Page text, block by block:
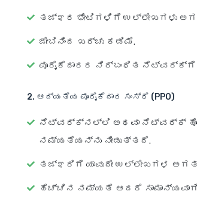
ತಜ್ಞರ ಭೇಟಿಗಳಿಗೆ ಉಲ್ಲೇಖಗಳು
ಜೇಬಿನಿಂದ ಖರ್ಚು ಕಡಿಮೆ.
ಪೂರೈಕೆದಾರರ ನಿರ್ಬಂಧಿತ ನೆಟ್‌ವರ್ಕ್ಗೆ
2. ಆದ್ಯತೆಯ ಪೂರೈಕೆದಾರ ಸಂಸ್ಥೆ (PPO)
ನೆಟ್‌ವರ್ಕ್‌ನಲ್ಲಿ ಅಥವಾ ನೆಟ್‌ವರ್ಕ್
ನಮ್ಯತೆಯನ್ನು ನೀಡುತ್ತದೆ.
ತಜ್ಞರಿಗೆ ಯಾವುದೇ ಉಲ್ಲೇಖಗಳ
ಹೆಚ್ಚಿನ ನಮ್ಯತೆ ಆದರೆ